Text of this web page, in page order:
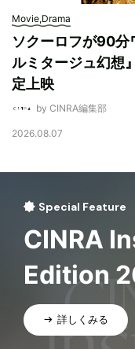
Movie,Drama
ソクーロフが90分
ルミタージュ幻想
定上映
by CINRA編集部
2026.08.07
Special Feature
CINRA
Edition
詳しくみる